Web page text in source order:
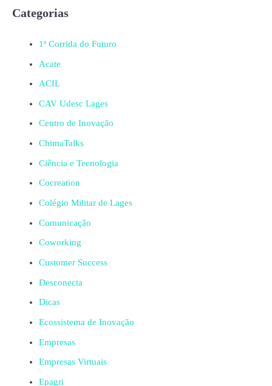
Categorias
1ª Corrida do Futuro
Acate
ACIL
CAV Udesc Lages
Centro de Inovação
ChimaTalks
Ciência e Tecnologia
Cocreation
Colégio Militar de Lages
Comunicação
Coworking
Customer Success
Desconecta
Dicas
Ecossistema de Inovação
Empresas
Empresas Virtuais
Epagri